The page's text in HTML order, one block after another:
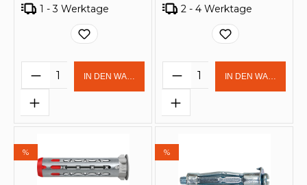
1 - 3 Werktage
Produkt Anzahl: Gib den
IN DEN WARENKORB
2 - 4 Werktage
Produkt Anzahl:
IN DEN
% %